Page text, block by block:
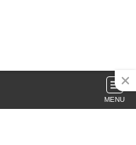
MENU